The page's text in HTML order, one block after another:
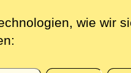
wie wir